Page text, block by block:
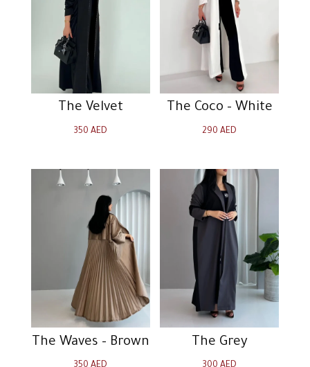
The Coco – White
290AED
The Velvet
350AED
The Grey
The Waves – Brown